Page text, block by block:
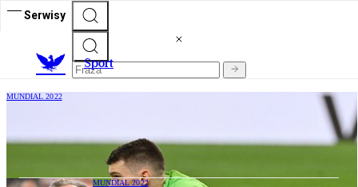
Serwisy
Sport
MUNDIAL 2022
Dominik Livaković odkryciem mundialu
w Katarze. Stres już go nie paraliżuje
MUNDIAL 2022